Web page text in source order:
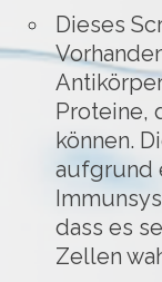
Dieses
Proteine,
können.
aufgrund
dass es
Zellen